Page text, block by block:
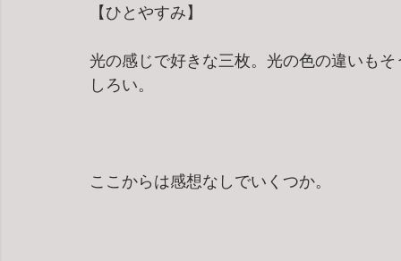
【ひとやすみ】
光の感じで好きな三枚。光の色の違いも
しろい。
ここからは感想なしでいくつか。